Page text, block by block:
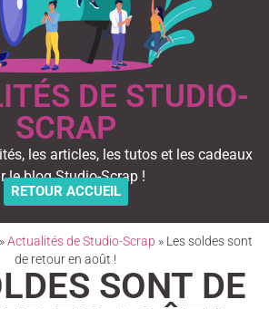
DE STUDIO-
SCRAP
les articles, les tutos et les cadeaux
le blog Studio-Scrap !
RETOUR ACCUEIL
»Actualités de Studio-Scrap » Les soldes sont
de retour en août !
SONT DE